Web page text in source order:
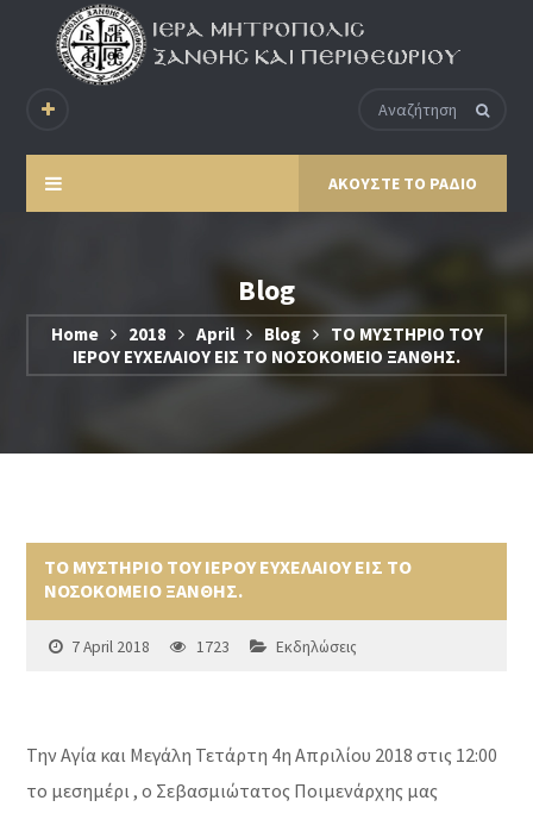
ΑΚΟΥΣΤΕ ΤΟ ΡΑΔΙΟ
Blog
Home 2018 April Blog
ΤΟ ΜΥΣΤΗΡΙΟ ΤΟΥ
ΙΕΡΟΥ ΕΥΧΕΛΑΙΟΥ ΕΙΣ ΤΟ ΝΟΣΟΚΟΜΕΙΟ ΞΑΝΘΗΣ.
ΤΟ ΜΥΣΤΗΡΙΟ ΤΟΥ ΙΕΡΟΥ ΕΥΧΕΛΑΙΟΥ ΕΙΣ ΤΟ
ΝΟΣΟΚΟΜΕΙΟ ΞΑΝΘΗΣ.
7 April 2018 1723 Εκδηλώσεις
Την Αγία και Μεγάλη Τετάρτη 4η Απριλίου 2018 στις 12:00
το μεσημέρι , ο Σεβασμιώτατος Ποιμενάρχης μας